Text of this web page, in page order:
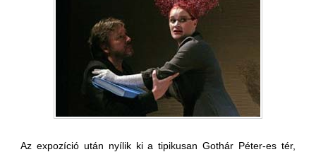
Az expozíció után nyílik ki a tipikusan Gothár Péter-es tér,